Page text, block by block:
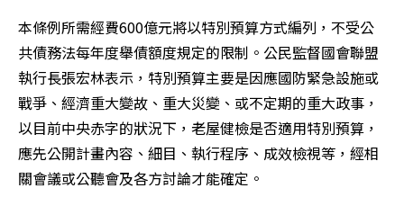
本條例所需經費600億元將以特別預算方式編列，不受公
共債務法每年度舉債額度規定的限制。公民監督國會聯盟
執行長張宏林表示，特別預算主要是因應國防緊急設施或
戰爭、經濟重大變故、重大災變、或不定期的重大政事，
以目前中央赤字的狀況下，老屋健檢是否適用特別預算，
應先公開計畫內容、細目、執行程序、成效檢視等，經相
關會議或公聽會及各方討論才能確定。